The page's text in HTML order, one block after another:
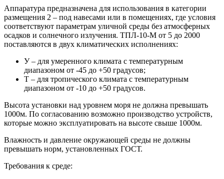
Аппаратура предназначена для использования в категории
размещения 2 – под навесами или в помещениях, где условия
соответствуют параметрам уличной среды без атмосферных
осадков и солнечного излучения. ТПЛ-10-М от 5 до 2000
поставляются в двух климатических исполнениях:
У – для умеренного климата с температурным
диапазоном от -45 до +50 градусов;
Т – для тропического климата с температурным
диапазоном от -10 до +50 градусов.
Высота установки над уровнем моря не должна превышать
1000м. По согласованию возможно производство устройств,
которые можно эксплуатировать на высоте свыше 1000м.
Влажность и давление окружающей среды не должны
превышать норм, установленных ГОСТ.
Требования к среде: